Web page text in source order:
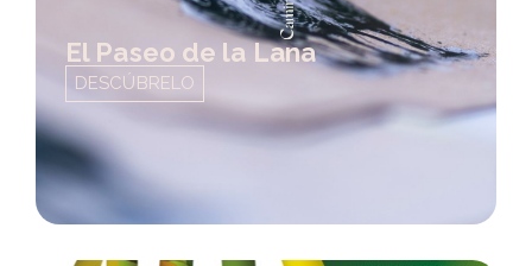
El Paseo de la Lana
DESCÚBRELO